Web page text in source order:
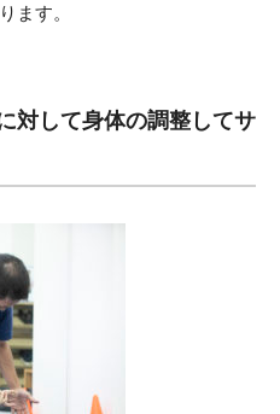
ます。
対して身体の調整してサ